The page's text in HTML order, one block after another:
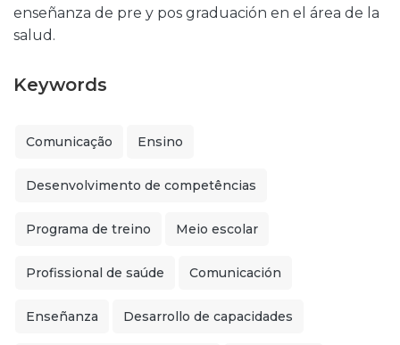
enseñanza de pre y pos graduación en el área de la
salud.
Keywords
Comunicação Ensino
Desenvolvimento de competências
Programa de treino Meio escolar
Profissional de saúde Comunicación
Enseñanza Desarrollo de capacidades